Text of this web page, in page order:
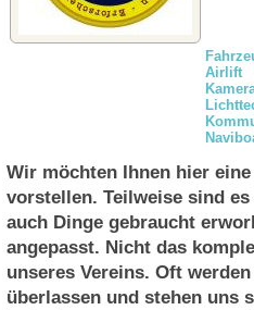
Airlift
Wir möchten Ihnen hier
vorstellen. Teilweise sind
auch Dinge gebraucht
angepasst. Nicht das
unseres Vereins. Oft
überlassen und stehen uns